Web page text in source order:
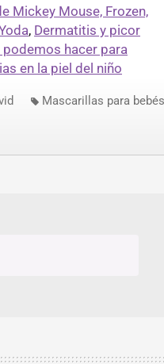
Mickey Mouse, Frozen,
, Dermatitis y picor
hacer para
en la piel del niño
Mascarillas para